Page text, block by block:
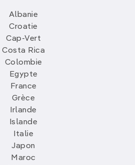
Albanie
Croatie
Cap-Vert
Costa Rica
Colombie
Egypte
France
Grèce
Irlande
Islande
Italie
Japon
Maroc